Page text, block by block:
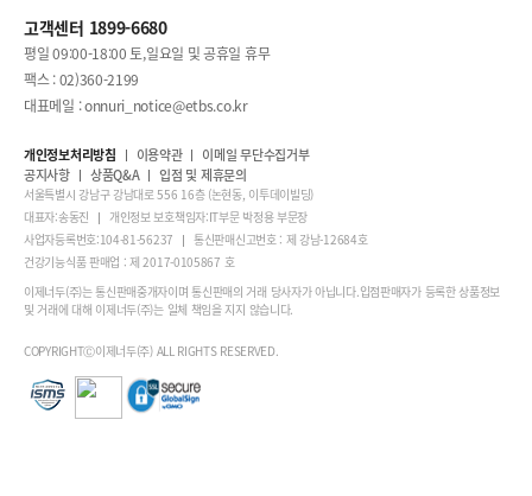
고객센터 1899-6680
평일 09:00-18:00 토,일요일 및 공휴일 휴무
팩스 : 02)360-2199
대표메일 : onnuri_notice@etbs.co.kr
개인정보처리방침 이용약관
이메일 무단수집거부
공지사항
상품Q&A 입점 및 제휴문의
서울특별시 강남구 강남대로 556 16층 (논현동, 이투데이빌딩)
대표자:송동진
개인정보 보호책임자:IT부문 박정용 부문장
사업자등록번호:104-81-56237
통신판매신고번호 : 제 강남-12684호
건강기능식품 판매업 : 제 2017-0105867 호
이제너두(주)는 통신판매중개자이며 통신판매의 거래 당사자가 아닙니다.입점판매자가 등록한 상품정보
및 거래에 대해 이제너두(주)는 일체 책임을 지지 않습니다.
COPYRIGHTⒸ이제너두(주) ALL RIGHTS RESERVED.